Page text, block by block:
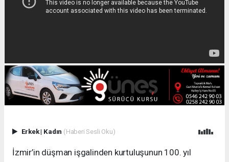
Erkek| Kadın (Haberi Sesli Oku)
İzmir’in düşman işgalinden kurtuluşunun 100. yıl